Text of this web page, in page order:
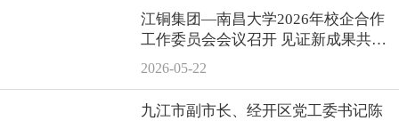
江铜集团—南昌大学2026年校企合作
工作委员会会议召开 见证新成果共谋
新未来
2026-05-22
九江市副市长、经开区党工委书记陈